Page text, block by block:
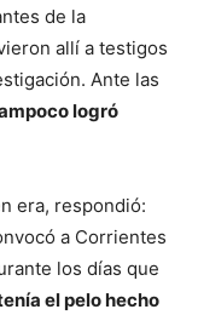
de la
allí a testigos
Ante las
logró
era, respondió:
a Corrientes
los días que
el pelo hecho